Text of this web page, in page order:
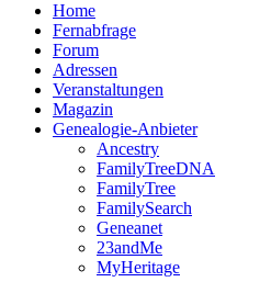
Home
Fernabfrage
Forum
Adressen
Veranstaltungen
Magazin
Genealogie-Anbieter
Ancestry
FamilyTreeDNA
FamilyTree
FamilySearch
Geneanet
23andMe
MyHeritage